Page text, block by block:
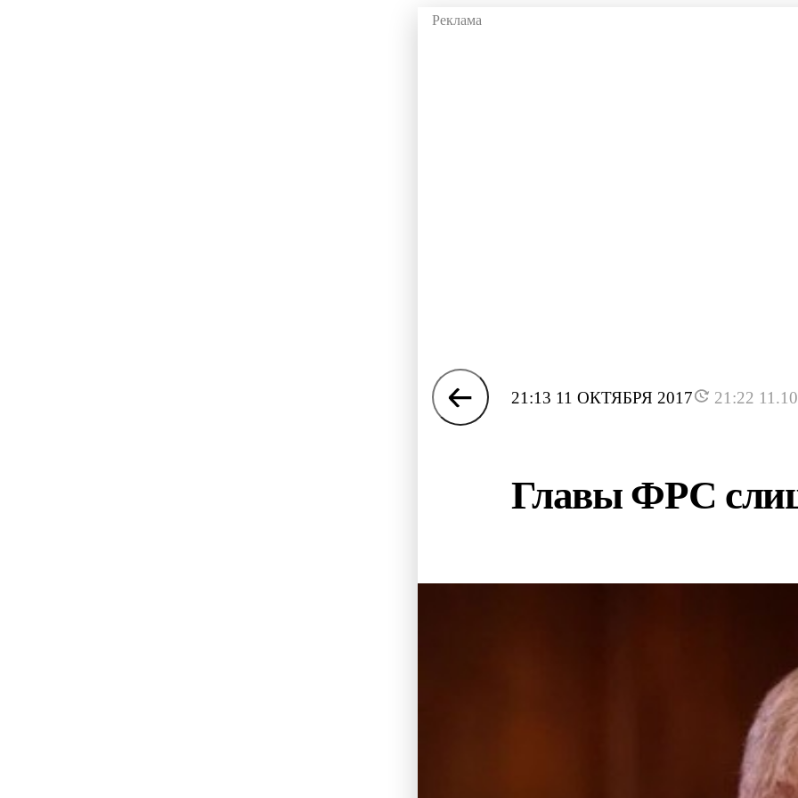
21:13 11 ОКТЯБРЯ 2017 21:22
Главы ФРС